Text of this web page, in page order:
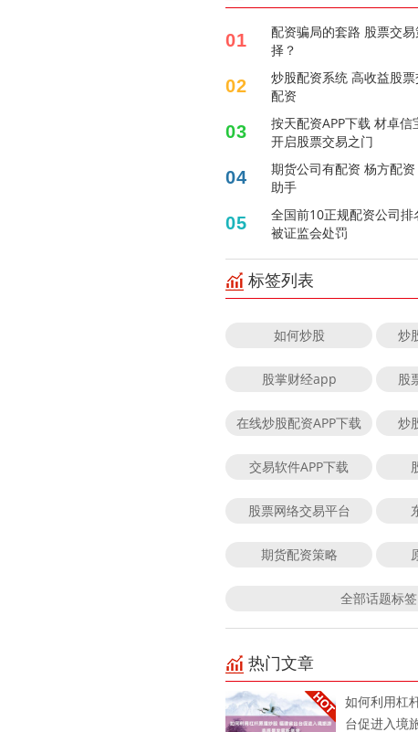
01
配资骗局的套路 股票交
择？
02
炒股配资系统 高收益股
配资
03
按天配资APP下载 材卓
开启股票交易之门
04
期货公司有配资 杨方配
助手
05
全国前10正规配资公司
被证监会处罚
标签列表
如何炒股 炒
股掌财经app 股
在线炒股配资APP下载 炒
交易软件APP下载
股票网络交易平台
期货配资策略
全部话题标签
热门文章
如何利用杠
台促进入境